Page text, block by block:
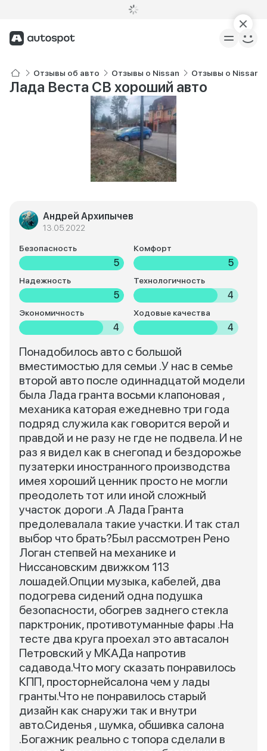
Отзывы об авто Отзывы о Nissan Отзывы о Nissan
Лада Веста СВ хороший авто
Андрей Архипычев
13.05.2022
Безопасность
5
Комфорт
5
Надежность
5
Технологичность
4
Экономичность
4
Ходовые качества
4
Понадобилось авто с большой
вместимостью для семьи .У нас в семье
второй авто после одиннадцатой модели
была Лада гранта восьми клапоновая ,
механика каторая ежедневно три года
подряд служила как говорится верой и
правдой и не разу не где не подвела. И не
раз я видел как в снегопад и бездорожье
пузатерки иностранного производства
имея хороший ценник просто не могли
преодолеть тот или иной сложный
участок дороги .А Лада Гранта
предолевалала такие участки. И так стал
выбор что брать?Был рассмотрен Рено
Логан степвей на механике и
Ниссановским движком 113
лошадей.Опции музыка, кабелей, два
подогрева сидений одна подушка
безопасности, обогрев заднего стекла
парктроник, противотуманные фары .На
тесте два круга проехал это автасалон
Петровский у МКАДа напротив
садавода.Что могу сказать понравилось
КПП, просторнейсалона чем у лады
гранты.Что не понравилось старый
дизайн как снаружи так и внутри
авто.Сиденья , шумка, обшивка салона
.Богажник реально с топора сделали в